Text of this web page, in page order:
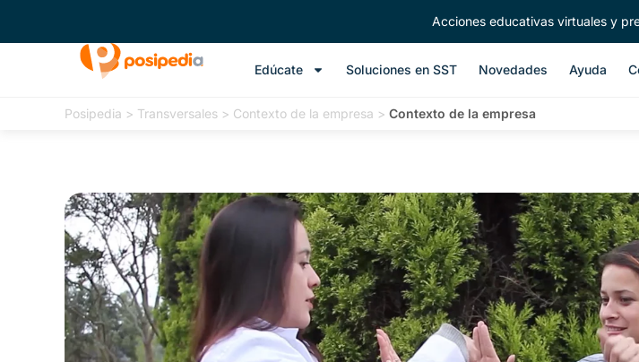
Acciones educativas virtuales y
Edúcate Soluciones en SST Novedades Ayuda
Posipedia > Transversales > Contexto de la empresa > Contexto de la empresa